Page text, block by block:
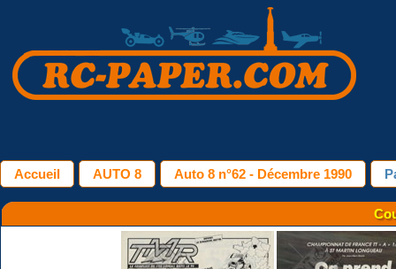
Accueil AUTO 8 Auto 8 n°62 - Décembre 1990